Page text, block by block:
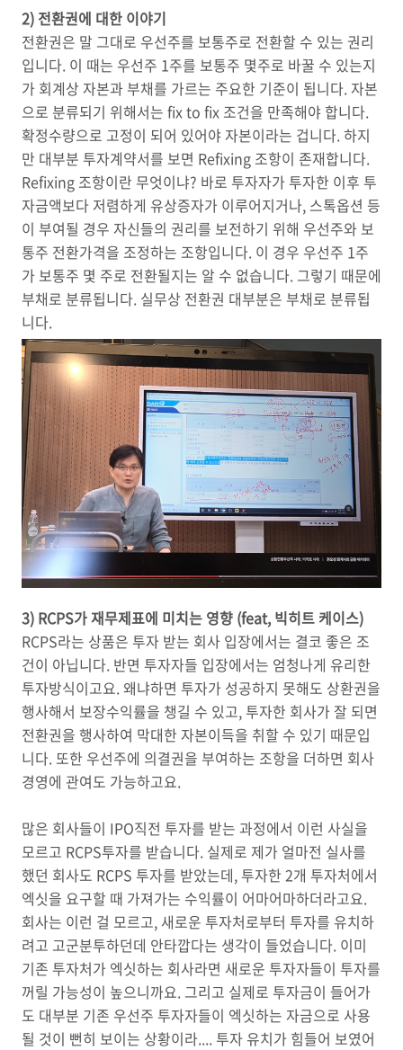
2) 전환권에 대한 이야기
전환권은 말 그대로 우선주를 보통주로 전환할 수 있는 권리
입니다. 이 때는 우선주 1주를 보통주 몇주로 바꿀 수 있는지
가 회계상 자본과 부채를 가르는 주요한 기준이 됩니다. 자본
으로 분류되기 위해서는 fix to fix 조건을 만족해야 합니다.
확정수량으로 고정이 되어 있어야 자본이라는 겁니다. 하지
만 대부분 투자계약서를 보면 Refixing 조항이 존재합니다.
Refixing 조항이란 무엇이냐? 바로 투자자가 투자한 이후 투
자금액보다 저렴하게 유상증자가 이루어지거나, 스톡옵션 등
이 부여될 경우 자신들의 권리를 보전하기 위해 우선주와 보
통주 전환가격을 조정하는 조항입니다. 이 경우 우선주 1주
가 보통주 몇 주로 전환될지는 알 수 없습니다. 그렇기 때문에
부채로 분류됩니다. 실무상 전환권 대부분은 부채로 분류됩
니다.
3) RCPS가 재무제표에 미치는 영향 (feat, 빅히트 케이스)
RCPS라는 상품은 투자 받는 회사 입장에서는 결코 좋은 조
건이 아닙니다. 반면 투자자들 입장에서는 엄청나게 유리한
투자방식이고요. 왜냐하면 투자가 성공하지 못해도 상환권을
행사해서 보장수익률을 챙길 수 있고, 투자한 회사가 잘 되면
전환권을 행사하여 막대한 자본이득을 취할 수 있기 때문입
니다. 또한 우선주에 의결권을 부여하는 조항을 더하면 회사
경영에 관여도 가능하고요.
많은 회사들이 IPO직전 투자를 받는 과정에서 이런 사실을
모르고 RCPS투자를 받습니다. 실제로 제가 얼마전 실사를
했던 회사도 RCPS 투자를 받았는데, 투자한 2개 투자처에서
엑싯을 요구할 때 가져가는 수익률이 어마어마하더라고요.
회사는 이런 걸 모르고, 새로운 투자처로부터 투자를 유치하
려고 고군분투하던데 안타깝다는 생각이 들었습니다. 이미
기존 투자처가 엑싯하는 회사라면 새로운 투자자들이 투자를
꺼릴 가능성이 높으니까요. 그리고 실제로 투자금이 들어가
도 대부분 기존 우선주 투자자들이 엑싯하는 자금으로 사용
될 것이 뻔히 보이는 상황이라.... 투자 유치가 힘들어 보였어